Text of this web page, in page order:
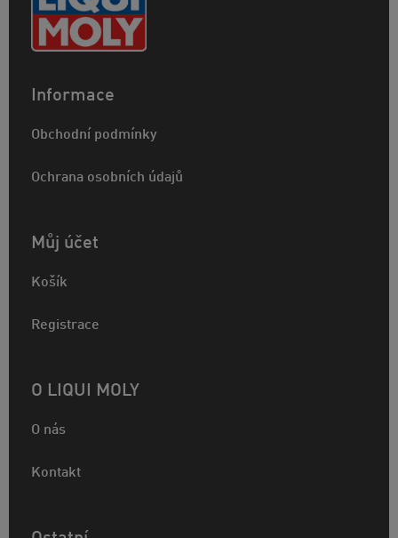
Informace
Obchodní podmínky
Ochrana osobních údajů
Můj účet
Košík
Registrace
O LIQUI MOLY
O nás
Kontakt